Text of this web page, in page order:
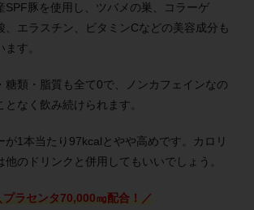
SPF豚を使用し、ツバメの巣、コラーゲ
、エラスチン、ビタミンCなどの美容成分も
す。
糖類・脂質も全て0で、ノンカフェインなの
なく飲み続けられます。
が1本当たり97kcalとやや高めです。カロリ
他のドリンクと併用してもいいでしょう。
プラセンタ70,000㎎配合！／